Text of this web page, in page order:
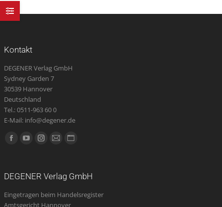
Kontakt
DEGENER Verlag GmbH
Sydney Garden 7
30539 Hannover
Deutschland
Tel.: 0511-963 60 0
E-Mail: info@degener.de
Finden Sie uns auf:
Facebook
new
YouTube
new
Instagram
new
E-
opens
in
Website
new
DEGENER Verlag GmbH
Eingetragen beim Handelsregister
Amtsgericht Hannover